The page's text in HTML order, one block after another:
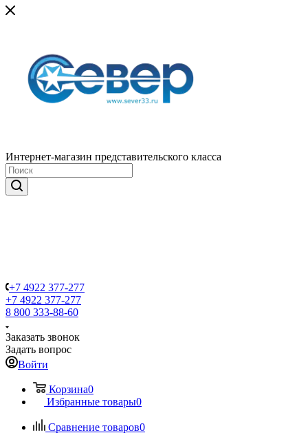
Интернет-магазин представительского класса
+7 4922 377-277
+7 4922 377-277
8 800 333-88-60
Заказать звонок
Задать вопрос
Войти
Корзина0
Избранные товары0
Сравнение товаров0